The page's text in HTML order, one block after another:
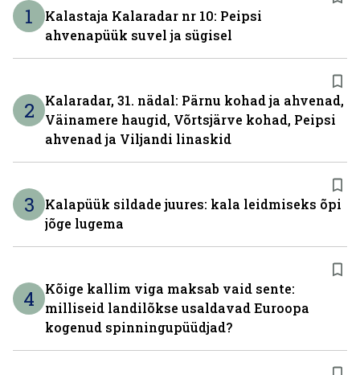
1
Kalastaja Kalaradar nr 10: Peipsi
ahvenapüük suvel ja sügisel
2
Kalaradar, 31. nädal: Pärnu kohad ja ahvenad,
Väinamere haugid, Võrtsjärve kohad, Peipsi
ahvenad ja Viljandi linaskid
3
Kalapüük sildade juures: kala leidmiseks õpi
jõge lugema
4
Kõige kallim viga maksab vaid sente:
milliseid landilõkse usaldavad Euroopa
kogenud spinningupüüdjad?